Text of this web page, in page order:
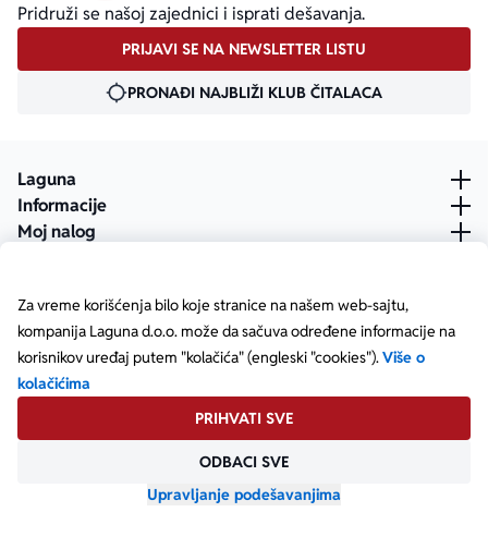
Za vreme korišćenja bilo koje stranice na našem web-sajtu,
kompanija Laguna d.o.o. može da sačuva određene informacije na
korisnikov uređaj putem "kolačića" (engleski "cookies").Više o
kolačićima
PRIHVATI SVE
ODBACI SVE
Upravljanje podešavanjima
Pridruži se našoj zajednici i isprati dešavanja.
PRIJAVI SE NA NEWSLETTER LISTU
PRONAĐI NAJBLIŽI KLUB ČITALACA
Laguna
Informacije
Moj nalog
Copyright © Laguna d.o.o. Starine Novaka 23, Beograd •
Matični broj: 17414844
Posetite našu Facebook stranicu
Posetite našu X stranicu
Posetite našu Instagram stranicu
Posetite naš YouTube
Posetite našu TikTok stranicu
Posetite našu LinkedIn stranicu